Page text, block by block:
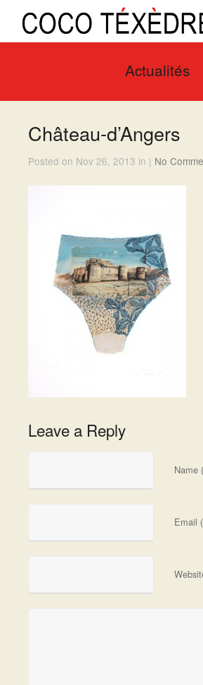
Actualités
Château-d’Angers
Posted on Nov 26, 2013 in | No
Leave a Reply
Name
Email